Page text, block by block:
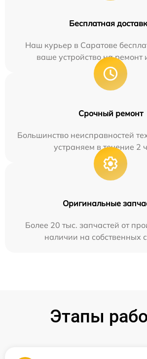
Бесплатная
Наш курьер в Саратове
ваше устройство на ремонт
Срочный ремонт
Большинство неисправностей
устраняем в течение 2
Оригинальные
Более 20 тыс. запчастей от
наличии на собственных
Этапы